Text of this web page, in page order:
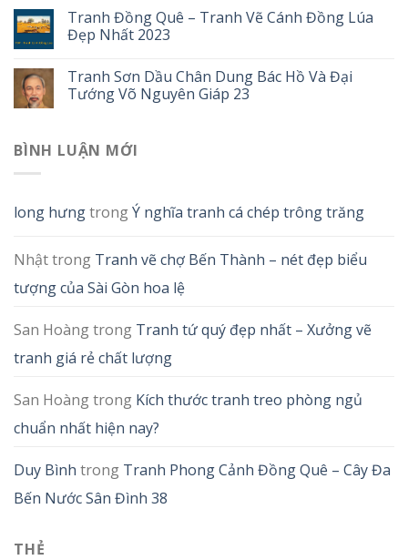
Tranh Đồng Quê – Tranh Vẽ Cánh Đồng Lúa
Đẹp Nhất 2023
Tranh Sơn Dầu Chân Dung Bác Hồ Và Đại
Tướng Võ Nguyên Giáp 23
BÌNH LUẬN MỚI
long hưngtrongÝ nghĩa tranh cá chép trông trăng
Nhậttrong Tranh vẽ chợ Bến Thành – nét đẹp biểu
tượng của Sài Gòn hoa lệ
San Hoàngtrong Tranh tứ quý đẹp nhất – Xưởng vẽ
tranh giá rẻ chất lượng
San Hoàngtrong Kích thước tranh treo phòng ngủ
chuẩn nhất hiện nay?
Duy Bình trong Tranh Phong Cảnh Đồng Quê – Cây Đa
Bến Nước Sân Đình 38
THẺ